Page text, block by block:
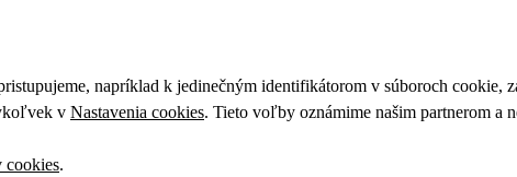
napríklad k jedinečným identifikátorom v súboroch cookie,
v Nastavenia cookies. Tieto voľby oznámime našim partnerom a
cookies.